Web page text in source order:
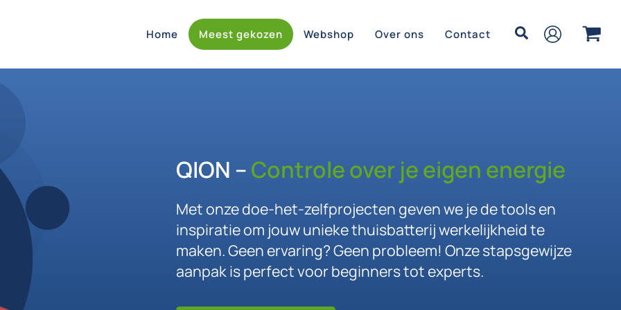
Home Meest gekozen Webshop Over ons Contact Zoeken
QION –Controle over je eigen energie
Met onze doe-het-zelfprojecten geven we je de tools en
inspiratie om jouw unieke thuisbatterij werkelijkheid te
maken. Geen ervaring? Geen probleem! Onze stapsgewijze
aanpak is perfect voor beginners tot experts.